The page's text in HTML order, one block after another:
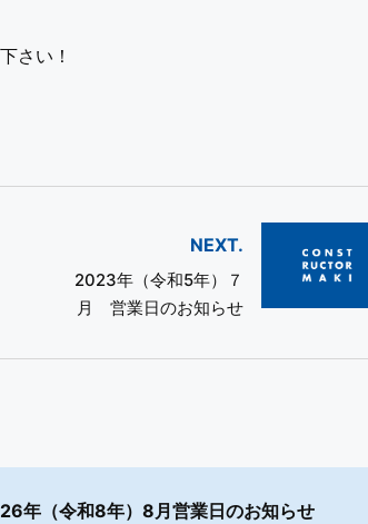
さい！
NEXT.
2023年（令和5年）７
月 営業日のお知らせ
年（令和8年）8月営業日のお知らせ